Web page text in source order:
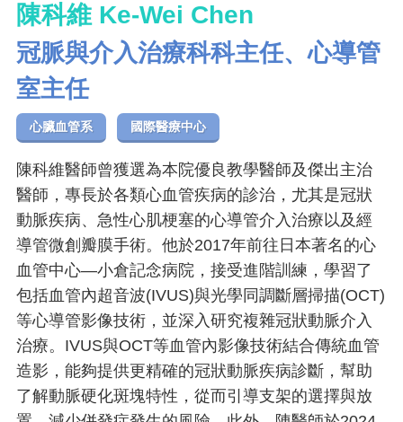
陳科維 Ke-Wei Chen
冠脈與介入治療科科主任、心導管
室主任
心臟血管系 國際醫療中心
陳科維醫師曾獲選為本院優良教學醫師及傑出主治
醫師，專長於各類心血管疾病的診治，尤其是冠狀
動脈疾病、急性心肌梗塞的心導管介入治療以及經
導管微創瓣膜手術。他於2017年前往日本著名的心
血管中心—小倉記念病院，接受進階訓練，學習了
包括血管內超音波(IVUS)與光學同調斷層掃描(OCT)
等心導管影像技術，並深入研究複雜冠狀動脈介入
治療。IVUS與OCT等血管內影像技術結合傳統血管
造影，能夠提供更精確的冠狀動脈疾病診斷，幫助
了解動脈硬化斑塊特性，從而引導支架的選擇與放